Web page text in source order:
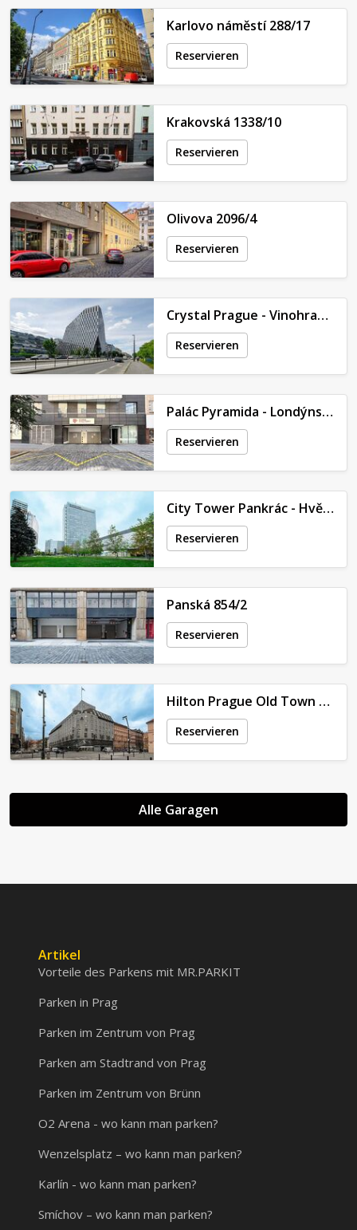
Karlovo náměstí 288/17
Reservieren
Krakovská 1338/10
Reservieren
Olivova 2096/4
Reservieren
Crystal Prague - Vinohradská 2577/178
Reservieren
Palác Pyramida - Londýnská 452/79
Reservieren
City Tower Pankrác - Hvězdova 1689/2a
Reservieren
Panská 854/2
Reservieren
Hilton Prague Old Town - V Celnici 2079/7
Reservieren
Alle Garagen
Artikel
Vorteile des Parkens mit MR.PARKIT
Parken in Prag
Parken im Zentrum von Prag
Parken am Stadtrand von Prag
Parken im Zentrum von Brünn
O2 Arena - wo kann man parken?
Wenzelsplatz – wo kann man parken?
Karlín - wo kann man parken?
Smíchov – wo kann man parken?